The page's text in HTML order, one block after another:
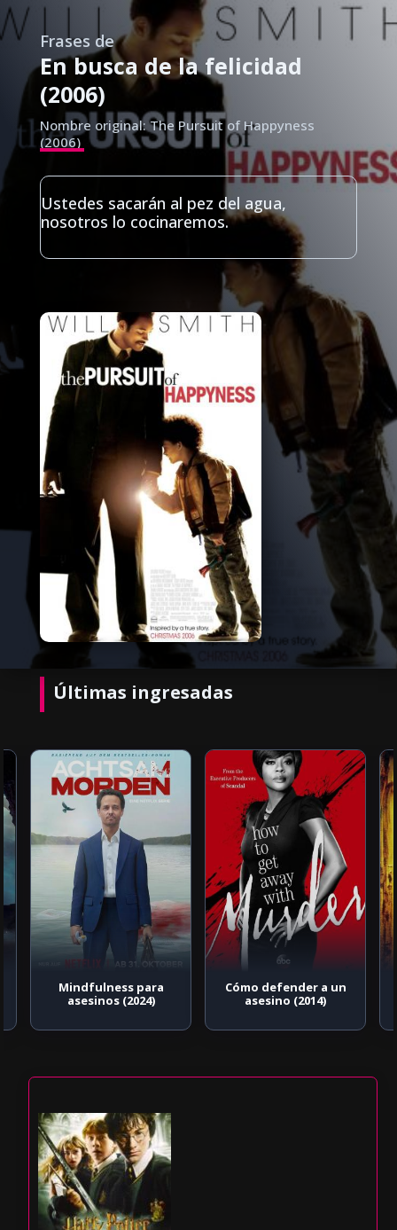
Frases de
En busca de la felicidad
(2006)
Nombre original: The Pursuit of Happyness
(2006)
Ustedes sacarán al pez del agua,
nosotros lo cocinaremos.
Últimas ingresadas
Cómo defender a un
asesino (2014)
Se7en: los siete
pecados capitales